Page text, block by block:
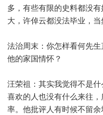
多，有些有限的史料都没
大，许倬云都没法毕业，当
法治周末：你怎样看何先
他的家国情怀？
汪荣祖：其实我觉得不是
喜欢的人也没有什么来往
率。他批评人有时候不留